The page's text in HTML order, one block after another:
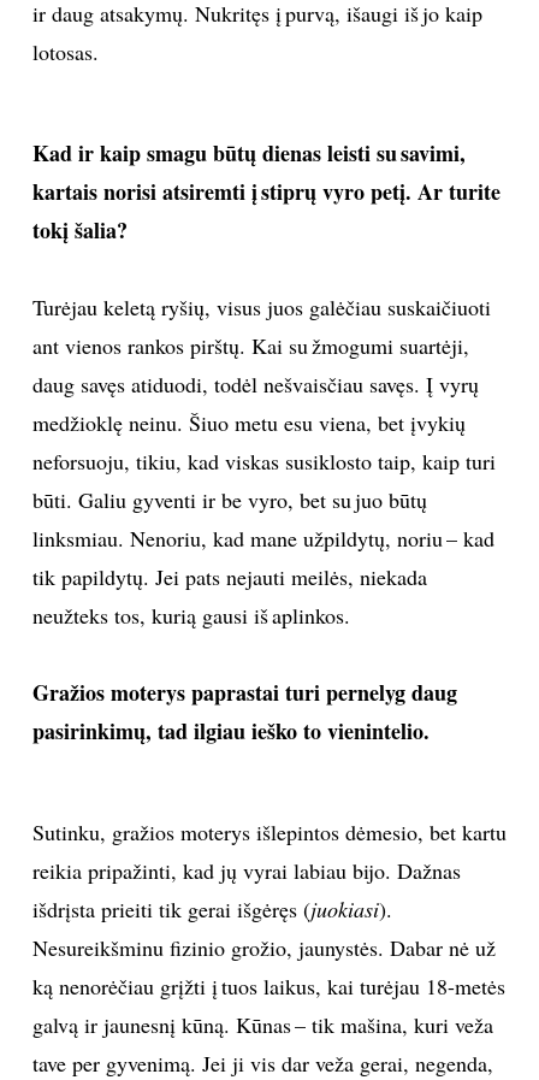
ir daug atsakymų. Nukritęs į purvą, išaugi iš jo kaip
lotosas.
Kad ir kaip smagu būtų dienas leisti su savimi,
kartais norisi atsiremti į stiprų vyro petį. Ar turite
tokį šalia?
Turėjau keletą ryšių, visus juos galėčiau suskaičiuoti
ant vienos rankos pirštų. Kai su žmogumi suartėji,
daug savęs atiduodi, todėl nešvaisčiau savęs. Į vyrų
medžioklę neinu. Šiuo metu esu viena, bet įvykių
neforsuoju, tikiu, kad viskas susiklosto taip, kaip turi
būti. Galiu gyventi ir be vyro, bet su juo būtų
linksmiau. Nenoriu, kad mane užpildytų, noriu – kad
tik papildytų. Jei pats nejauti meilės, niekada
neužteks tos, kurią gausi iš aplinkos.
Gražios moterys paprastai turi pernelyg daug
pasirinkimų, tad ilgiau ieško to vienintelio.
Sutinku, gražios moterys išlepintos dėmesio, bet kartu
reikia pripažinti, kad jų vyrai labiau bijo. Dažnas
išdrįsta prieiti tik gerai išgėręs (juokiasi).
Nesureikšminu fizinio grožio, jaunystės. Dabar nė už
ką nenorėčiau grįžti į tuos laikus, kai turėjau 18-metės
galvą ir jaunesnį kūną. Kūnas – tik mašina, kuri veža
tave per gyvenimą. Jei ji vis dar veža gerai, negenda,